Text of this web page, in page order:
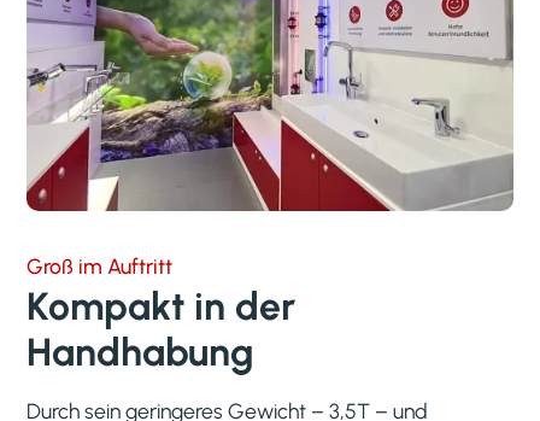
Groß im Auftritt
Kompakt in der
Handhabung
Durch sein geringeres Gewicht – 3,5T – und